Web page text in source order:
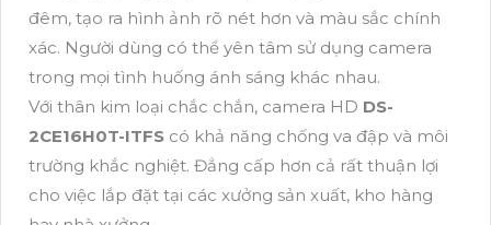
đêm, tạo ra hình ảnh rõ nét hơn và màu sắc chính
xác. Người dùng có thể yên tâm sử dụng camera
trong mọi tình huống ánh sáng khác nhau.
Với thân kim loại chắc chắn, camera HD DS-
2CE16H0T-ITFS có khả năng chống va đập và môi
trường khắc nghiệt. Đẳng cấp hơn cả rất thuận lợi
cho việc lắp đặt tại các xưởng sản xuất, kho hàng